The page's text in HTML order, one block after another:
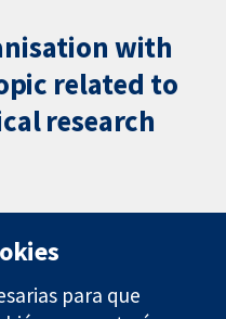
with
related to
research
para que